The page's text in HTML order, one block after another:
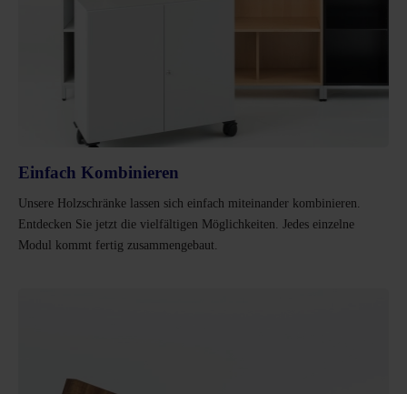
Einfach Kombinieren
Unsere Holzschränke lassen sich einfach miteinander kombinieren.
Entdecken Sie jetzt die vielfältigen Möglichkeiten. Jedes einzelne
Modul kommt fertig zusammengebaut.